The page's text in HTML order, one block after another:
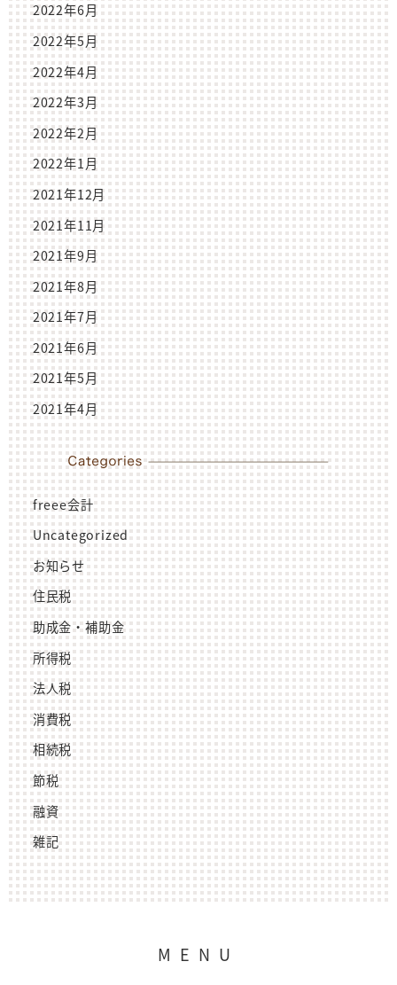
2022年6月
2022年5月
2022年4月
2022年3月
2022年2月
2022年1月
2021年12月
2021年11月
2021年9月
2021年8月
2021年7月
2021年6月
2021年5月
2021年4月
freee会計
Uncategorized
お知らせ
住民税
助成金・補助金
所得税
法人税
消費税
相続税
節税
融資
雑記
MENU